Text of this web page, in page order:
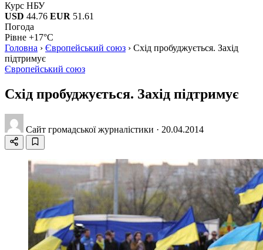
Курс НБУ
USD 44.76 EUR 51.61
Погода
Рівне +17°C
Головна › Європейський союз › Схід пробуджується. Захід
підтримує
Європейський союз
Схід пробуджується. Захід підтримує
Сайт громадської журналістики · 20.04.2014